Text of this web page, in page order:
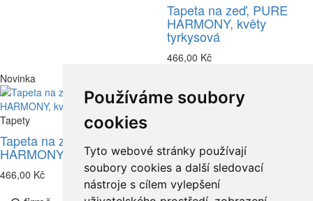
Používáme soubory
cookies
Tyto webové stránky používají
soubory cookies a další sledovací
nástroje s cílem vylepšení
Tapeta na zeď, PURE
HARMONY, květy
tyrkysová
466,00 Kč
Novinka
Tapety
Tapeta na zeď, PURE
HARMONY, květy modrá
466,00 Kč